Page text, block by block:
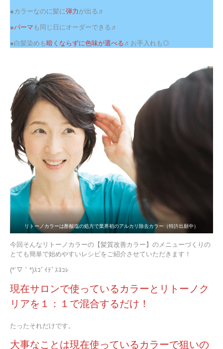
●カラーなのに髪に弾力 が出る♬
●パーマ も同じ日にオーダーできる♬
●白髪染めも暗くならずに色味が選べる ♬お手入れも◎
リトーノカラーは酢酸塩の処方で業界初のアルカリ除去カラー（特許出願中）
今回そんなリトーノカラーの【髪質改善カラー】のメニューづくりの
とても簡単で始めやすいレシピをご紹介させていただきます！
(*´▽｀*)ｽｺﾞｲﾃﾞｽﾖｺﾚ
現在サロンで使っているカラーとリトーノク
リアを１：１で混合するだけ！
たったそれだけです。
大事なことは現在使っているカラーで狙いの